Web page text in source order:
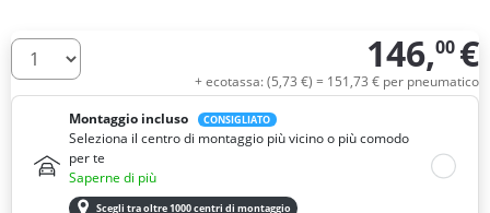
Quantità 146,00 €
+ ecotassa: (5,73 €) = 151,73 € per pneumatico
Montaggio incluso
CONSIGLIATO
Seleziona il centro di montaggio più vicino o più comodo
per te
Saperne di più
Scegli tra oltre 1000 centri di montaggio